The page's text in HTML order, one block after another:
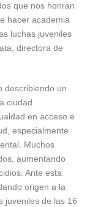
que nos honran
hacer academia
luchas juveniles
directora de
describiendo un
ciudad
en acceso e
especialmente
Muchos
aumentando
Ante esta
origen a la
juveniles de las 16